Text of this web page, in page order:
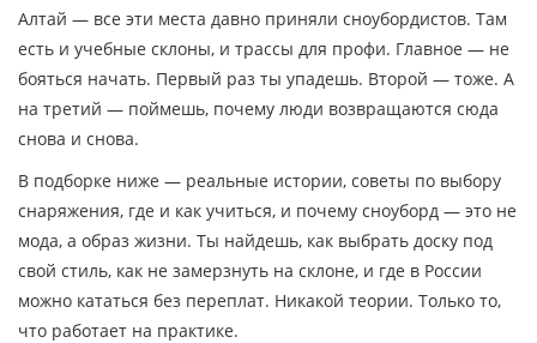
Алтай — все эти места давно приняли сноубордистов. Там
есть и учебные склоны, и трассы для профи. Главное — не
бояться начать. Первый раз ты упадешь. Второй — тоже. А
на третий — поймешь, почему люди возвращаются сюда
снова и снова.
В подборке ниже — реальные истории, советы по выбору
снаряжения, где и как учиться, и почему сноуборд — это не
мода, а образ жизни. Ты найдешь, как выбрать доску под
свой стиль, как не замерзнуть на склоне, и где в России
можно кататься без переплат. Никакой теории. Только то,
что работает на практике.